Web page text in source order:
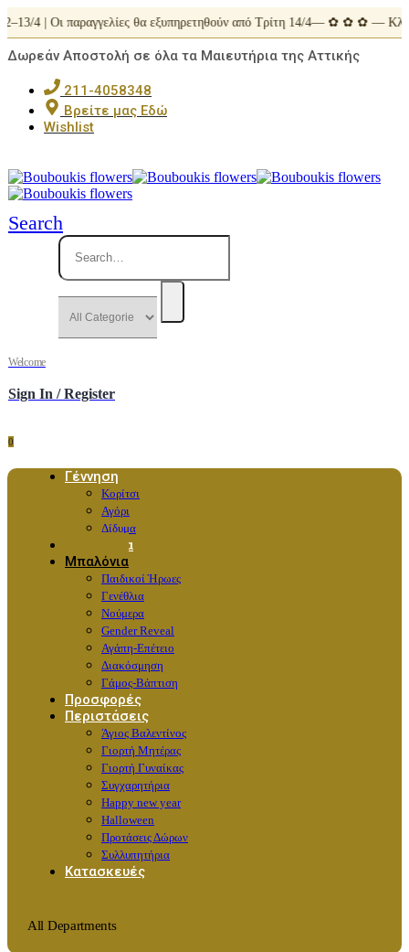
4 | Οι παραγγελίες θα εξυπηρετηθούν από Τρίτη 14/4— ✿ ✿ ✿ —
Δωρεάν Αποστολή σε όλα τα Μαιευτήρια της Αττικής
211-4058348
Βρείτε μας Εδώ
Wishlist
Search
Welcome
Sign In / Register
0
Γέννηση
Κορίτσι
Αγόρι
Δίδυμα
Λουλούδια
Μπαλόνια
Παιδικοί Ήρωες
Γενέθλια
Νούμερα
Gender Reveal
Αγάπη-Επέτειο
Διακόσμηση
Γάμος-Βάπτιση
Προσφορές
Περιστάσεις
Άγιος Βαλεντίνος
Γιορτή Μητέρας
Γιορτή Γυναίκας
Συγχαρητήρια
Happy new year
Halloween
Προτάσεις Δώρων
Συλλυπητήρια
Κατασκευές
All Departments